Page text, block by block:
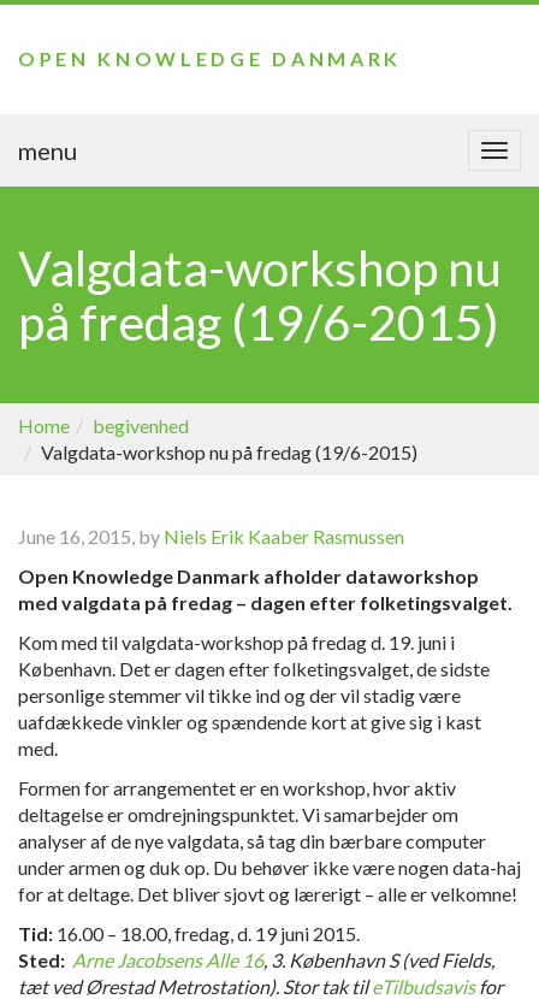
OPEN KNOWLEDGE DANMARK
menu
Valgdata-workshop nu
på fredag (19/6-2015)
Home
begivenhed
Valgdata-workshop nu på fredag (19/6-2015)
June 16, 2015, by Niels Erik Kaaber Rasmussen
Open Knowledge Danmark afholder dataworkshop
med valgdata på fredag – dagen efter folketingsvalget.
Kom med til valgdata-workshop på fredag d. 19. juni i
København. Det er dagen efter folketingsvalget, de sidste
personlige stemmer vil tikke ind og der vil stadig være
uafdækkede vinkler og spændende kort at give sig i kast
med.
Formen for arrangementet er en workshop, hvor aktiv
deltagelse er omdrejningspunktet. Vi samarbejder om
analyser af de nye valgdata, så tag din bærbare computer
under armen og duk op. Du behøver ikke være nogen data-haj
for at deltage. Det bliver sjovt og lærerigt – alle er velkomne!
Tid: 16.00 – 18.00, fredag, d. 19 juni 2015.
Sted: Arne Jacobsens Alle 16, 3. København S (ved Fields,
tæt ved Ørestad Metrostation). Stor tak tileTilbudsavisfor